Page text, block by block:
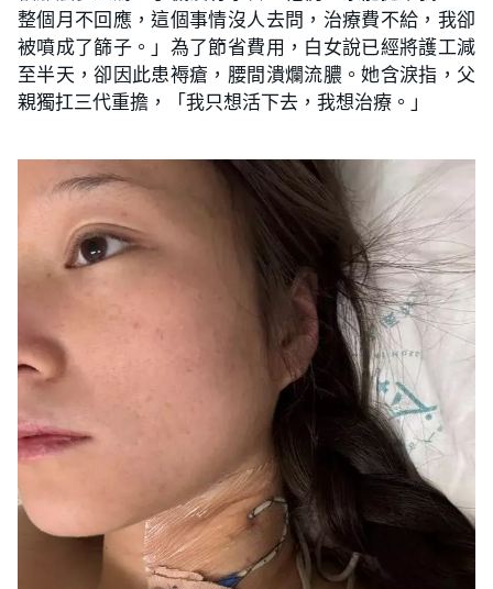
整個月不回應，這個事情沒人去問，治療費不給，我卻
被噴成了篩子。」為了節省費用，白女說已經將護工減
至半天，卻因此患褥瘡，腰間潰爛流膿。她含淚指，父
親獨扛三代重擔，「我只想活下去，我想治療。」